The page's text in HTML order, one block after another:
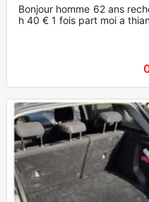
Bonjour homme 62 ans
h 40 € 1 fois part moi a